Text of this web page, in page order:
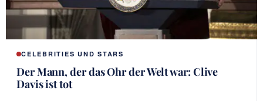
CELEBRITIES UND STARS
Der Mann, der das Ohr der Welt war: Clive
Davis ist tot